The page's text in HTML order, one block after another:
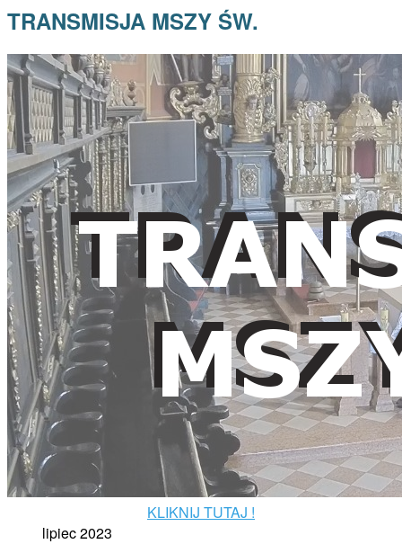
TRANSMISJA MSZY ŚW.
KLIKNIJ TUTAJ !
lipiec 2023